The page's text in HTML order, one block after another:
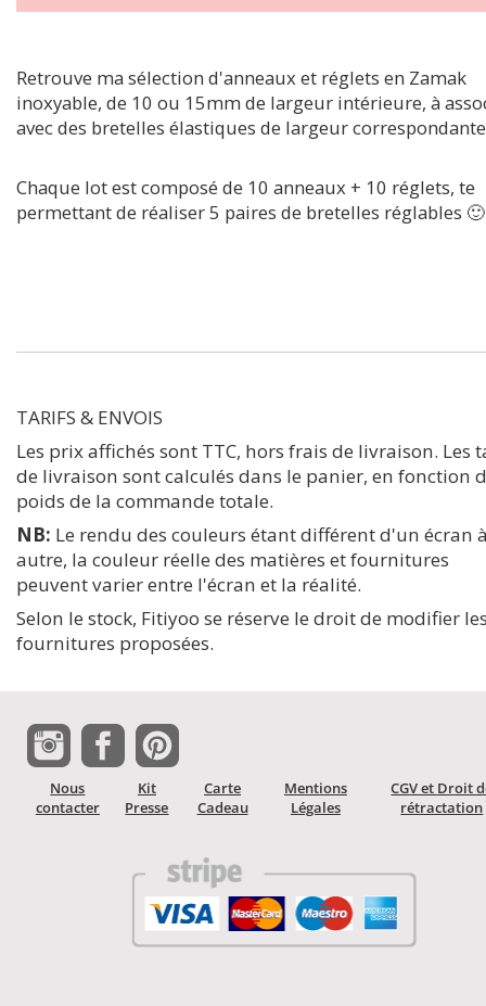
Retrouve ma sélection d'anneaux et réglets en Zamak
inoxyable, de 10 ou 15mm de largeur intérieure, à
avec des bretelles élastiques de largeur
Chaque lot est composé de 10 anneaux + 10 réglets, te
permettant de réaliser 5 paires de bretelles réglables 🙂
TARIFS & ENVOIS
Les prix affichés sont TTC, hors frais de livraison. Les
de livraison sont calculés dans le panier, en fonction
poids de la commande totale.
NB: Le rendu des couleurs étant différent d'un écran
autre, la couleur réelle des matières et fournitures
peuvent varier entre l'écran et la réalité.
Selon le stock, Fitiyoo se réserve le droit de modifier
fournitures proposées.
Nous
contacter
Kit
Presse
Carte
Cadeau
Mentions
Légales
CGV et Droit
rétractation